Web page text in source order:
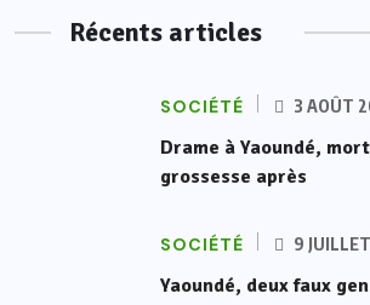
Récents articles
SOCIÉTÉ 3 AOÛT
Drame à Yaoundé,
grossesse après
SOCIÉTÉ 9
Yaoundé, deux faux